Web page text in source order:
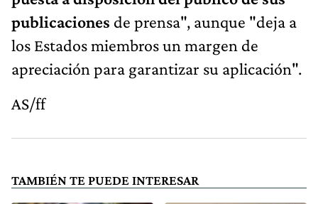
publicaciones de prensa", aunque "deja a
los Estados miembros un margen de
apreciación para garantizar su aplicación".
AS/ff
TAMBIÉN TE PUEDE INTERESAR